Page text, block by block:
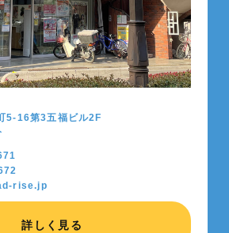
5-16第3五福ビル2F
rise.jp
詳しく見る